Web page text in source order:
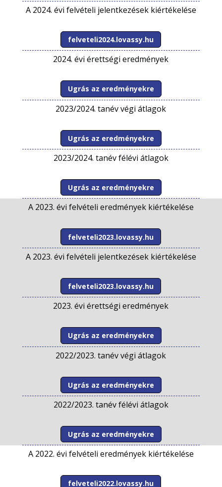
A 2024. évi felvételi jelentkezések kiértékelése
felveteli2024.lovassy.hu
2024. évi érettségi eredmények
Ugrás az eredményekre
2023/2024. tanév végi átlagok
Ugrás az eredményekre
2023/2024. tanév félévi átlagok
Ugrás az eredményekre
A 2023. évi felvételi eredmények kiértékelése
felveteli2023.lovassy.hu
A 2023. évi felvételi jelentkezések kiértékelése
felveteli2023.lovassy.hu
2023. évi érettségi eredmények
Ugrás az eredményekre
2022/2023. tanév végi átlagok
Ugrás az eredményekre
2022/2023. tanév félévi átlagok
Ugrás az eredményekre
A 2022. évi felvételi eredmények kiértékelése
felveteli2022.lovassy.hu